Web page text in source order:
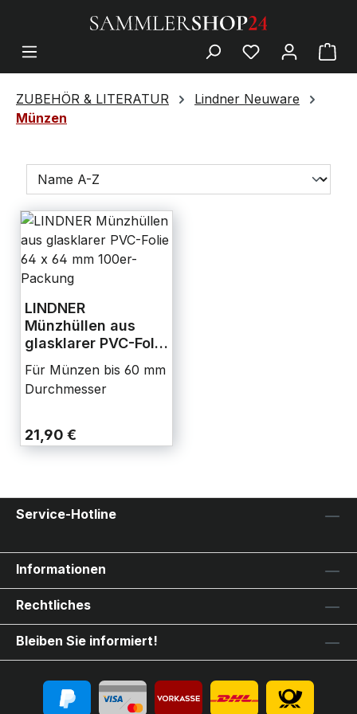
ZUBEHÖR & LITERATUR
Lindner Neuware
Münzen
LINDNER
Münzhüllen aus
glasklarer PVC-Folie
Packung
Für Münzen bis 60 mm
Durchmesser
21,90 €
Service-Hotline
Informationen
Rechtliches
Bleiben Sie informiert!